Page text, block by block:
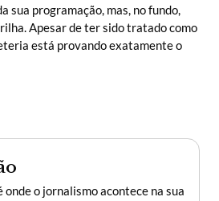
sua programação, mas, no fundo,
Apesar de ter sido tratado como
está provando exatamente o
onde o jornalismo acontece na sua